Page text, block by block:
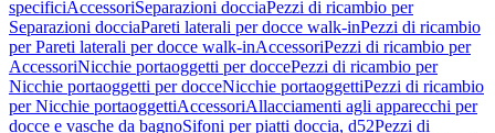
specificiAccessoriSeparazioni docciaPezzi di ricambio per
Separazioni docciaPareti laterali per docce walk-inPezzi di ricambio
per Pareti laterali per docce walk-inAccessoriPezzi di ricambio per
AccessoriNicchie portaoggetti per doccePezzi di ricambio per
Nicchie portaoggetti per docceNicchie portaoggettiPezzi di ricambio
per Nicchie portaoggettiAccessoriAllacciamenti agli apparecchi per
docce e vasche da bagnoSifoni per piatti doccia, d52Pezzi di